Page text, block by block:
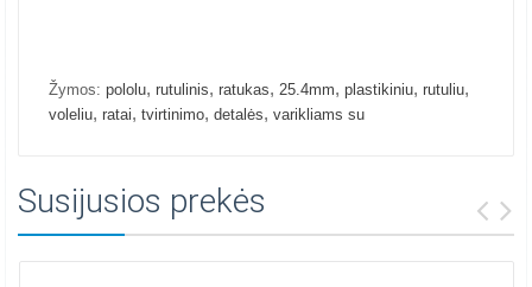
Žymos: pololu, rutulinis, ratukas, 25.4mm, plastikiniu, rutuliu,
voleliu, ratai, tvirtinimo, detalės, varikliams su
Susijusios prekės